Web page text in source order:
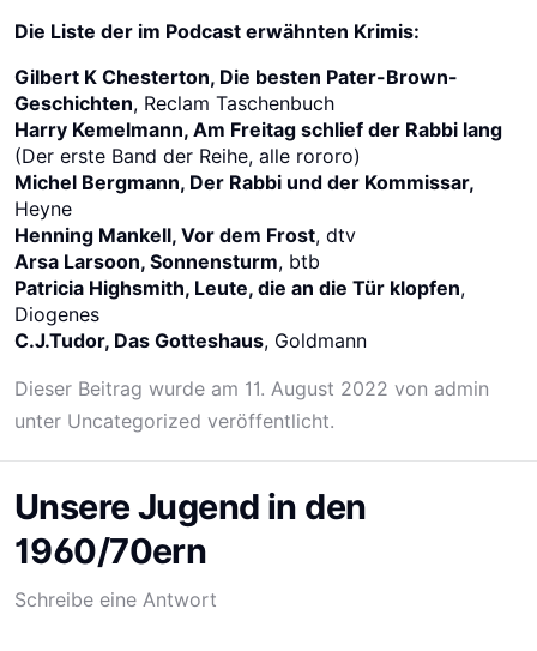
Die Liste der im Podcast erwähnten Krimis:
Gilbert K Chesterton, Die besten Pater-Brown-
Geschichten, Reclam Taschenbuch
Harry Kemelmann, Am Freitag schlief der Rabbi lang
(Der erste Band der Reihe, alle rororo)
Michel Bergmann, Der Rabbi und der Kommissar,
Heyne
Henning Mankell, Vor dem Frost, dtv
Arsa Larsoon, Sonnensturm, btb
Patricia Highsmith, Leute, die an die Tür klopfen,
Diogenes
C.J.Tudor, Das Gotteshaus, Goldmann
Dieser Beitrag wurde am 11. August 2022 von admin
unter Uncategorized veröffentlicht.
Unsere Jugend in den
1960/70ern
Schreibe eine Antwort